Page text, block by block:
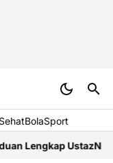
SehatBolaSport
UstazNiat Zakat